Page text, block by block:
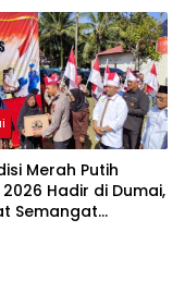
Merah Putih
2026 Hadir di Dumai,
Semangat